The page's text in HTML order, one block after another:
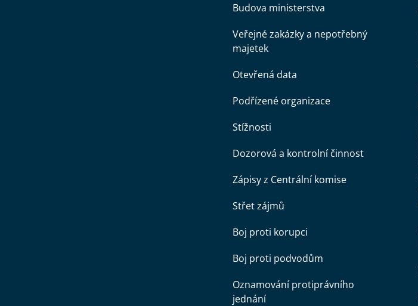
Budova ministerstva
Veřejné zakázky a nepotřebný
majetek
Otevřená data
Podřízené organizace
Stížnosti
Dozorová a kontrolní činnost
Zápisy z Centrální komise
Střet zájmů
Boj proti korupci
Boj proti podvodům
Oznamování protiprávního
jednání